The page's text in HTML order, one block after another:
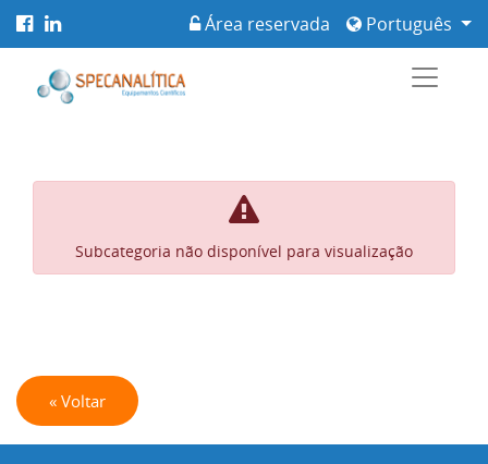
Português
Área reservada
Subcategoria não disponível para visualização
« Voltar